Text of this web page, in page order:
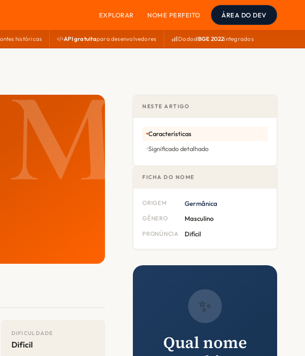
EXPLORAR NOME PERFEITO ÁREA DO DEV
históricas API gratuitapara desenvolvedores DadosIBGE 2022integrados
DIFICULDADE
Difícil
NESTE ARTIGO
Características
Significado detalhado
FICHA DO NOME
ORIGEM Germânica
GÊNERO Masculino
PRONÚNCIA Difícil
✨
Qual nome